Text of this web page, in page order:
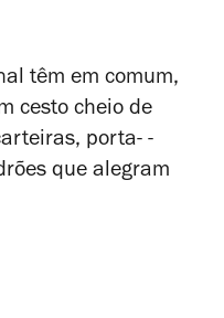
têm em comum,
cesto cheio de
porta- -
que alegram